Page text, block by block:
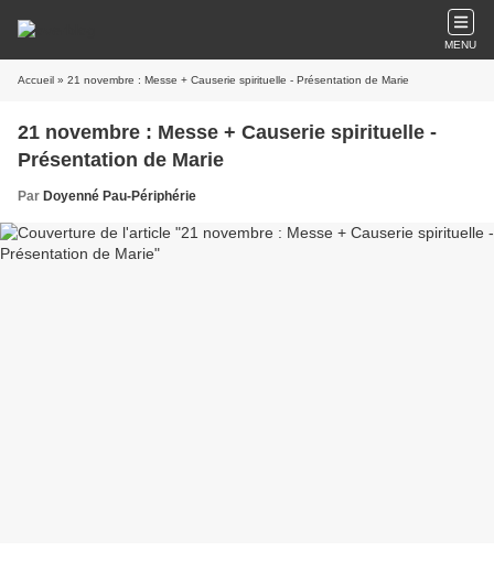
MENU
Accueil » 21 novembre : Messe + Causerie spirituelle - Présentation de Marie
21 novembre : Messe + Causerie spirituelle -
Présentation de Marie
Par Doyenné Pau-Périphérie